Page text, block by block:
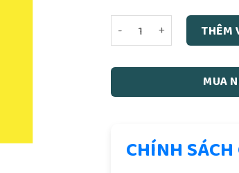
Giải Nghĩa Kinh Thiên
THÊM
MUA
CHÍNH